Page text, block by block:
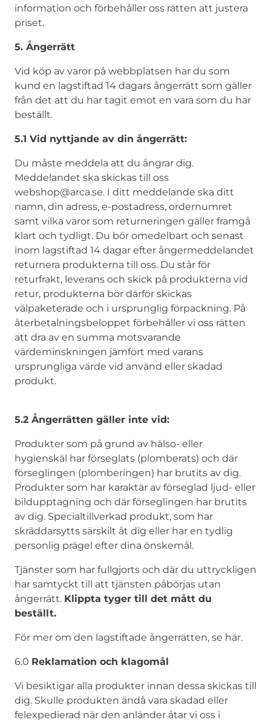
information och förbehåller oss rätten att justera
priset.
5. Ångerrätt
Vid köp av varor på webbplatsen har du som
kund en lagstiftad 14 dagars ångerrätt som gäller
från det att du har tagit emot en vara som du har
beställt.
5.1 Vid nyttjande av din ångerrätt:
Du måste meddela att du ångrar dig.
Meddelandet ska skickas till oss
webshop@arca.se. I ditt meddelande ska ditt
namn, din adress, e-postadress, ordernumret
samt vilka varor som returneringen gäller framgå
klart och tydligt. Du bör omedelbart och senast
inom lagstiftad 14 dagar efter ångermeddelandet
returnera produkterna till oss. Du står för
returfrakt, leverans och skick på produkterna vid
retur, produkterna bör därför skickas
välpaketerade och i ursprunglig förpackning. På
återbetalningsbeloppet förbehåller vi oss rätten
att dra av en summa motsvarande
värdeminskningen jämfört med varans
ursprungliga värde vid använd eller skadad
produkt.
5.2 Ångerrätten gäller inte vid:
Produkter som på grund av hälso- eller
hygienskäl har förseglats (plomberats) och där
förseglingen (plomberingen) har brutits av dig.
Produkter som har karaktär av förseglad ljud- eller
bildupptagning och där förseglingen har brutits
av dig. Specialtillverkad produkt, som har
skräddarsytts särskilt åt dig eller har en tydlig
personlig prägel efter dina önskemål.
Tjänster som har fullgjorts och där du uttryckligen
har samtyckt till att tjänsten påbörjas utan
ångerrätt. Klippta tyger till det mått du
beställt.
För mer om den lagstiftade ångerrätten, se här.
6.0 Reklamation och klagomål
Vi besiktigar alla produkter innan dessa skickas till
dig. Skulle produkten ändå vara skadad eller
felexpedierad när den anländer åtar vi oss i